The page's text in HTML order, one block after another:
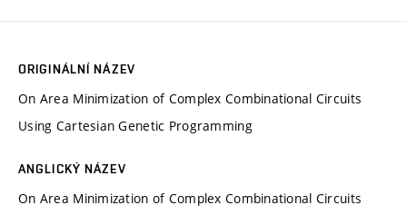
ORIGINÁLNÍ NÁZEV
On Area Minimization of Complex Combinational Circuits
Using Cartesian Genetic Programming
ANGLICKÝ NÁZEV
On Area Minimization of Complex Combinational Circuits